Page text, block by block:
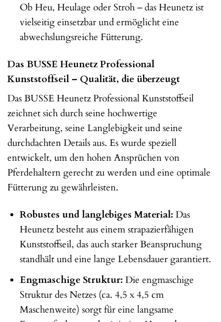
Ob Heu, Heulage oder Stroh – das Heunetz ist
vielseitig einsetzbar und ermöglicht eine
abwechslungsreiche Fütterung.
Das BUSSE Heunetz Professional
Kunststoffseil – Qualität, die überzeugt
Das BUSSE Heunetz Professional Kunststoffseil
zeichnet sich durch seine hochwertige
Verarbeitung, seine Langlebigkeit und seine
durchdachten Details aus. Es wurde speziell
entwickelt, um den hohen Ansprüchen von
Pferdehaltern gerecht zu werden und eine optimale
Fütterung zu gewährleisten.
Robustes und langlebiges Material: Das
Heunetz besteht aus einem strapazierfähigen
Kunststoffseil, das auch starker Beanspruchung
standhält und eine lange Lebensdauer garantiert.
Engmaschige Struktur: Die engmaschige
Struktur des Netzes (ca. 4,5 x 4,5 cm
Maschenweite) sorgt für eine langsame